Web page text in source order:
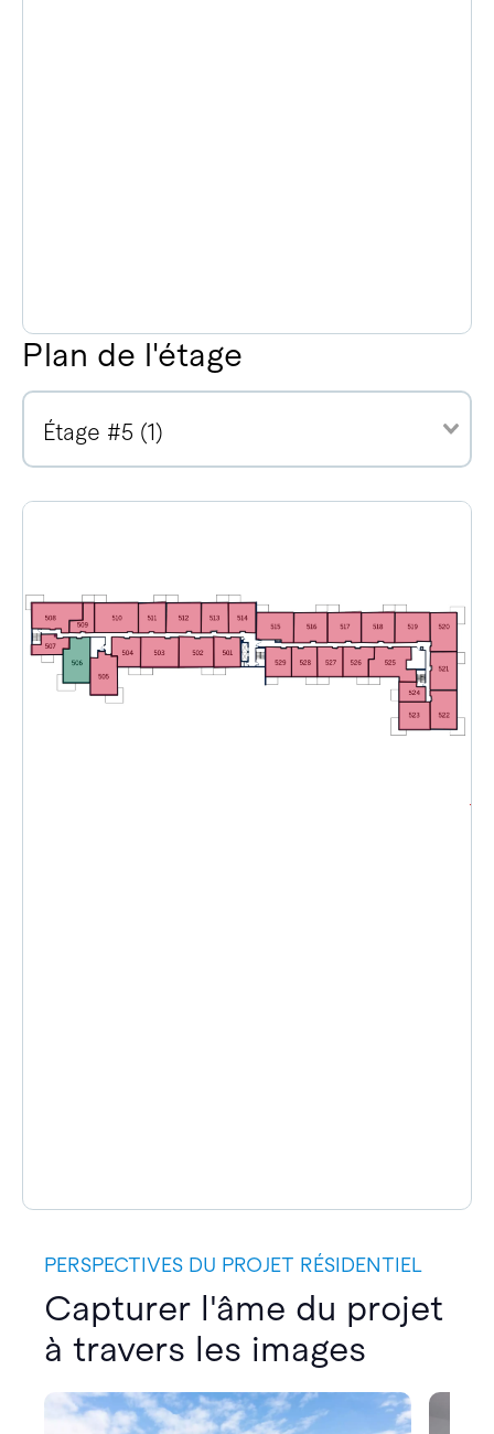
Plan de l'étage
Étage #5 (1)
PERSPECTIVES DU PROJET RÉSIDENTIEL
Capturer l'âme du projet
à travers les images